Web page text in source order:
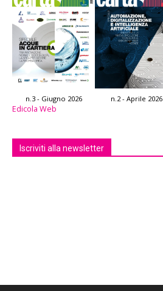
n.3 - Giugno 2026 n.2 - Aprile 2026
Edicola Web
Iscriviti alla newsletter